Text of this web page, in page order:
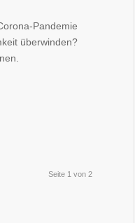
Pandemie
überwinden?
Seite 1 von 2